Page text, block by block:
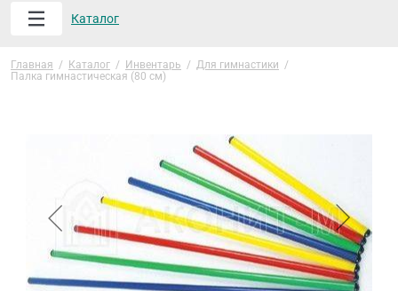
Каталог
Главная / Каталог / Инвентарь / Для гимнастики /
Палка гимнастическая (80 см)